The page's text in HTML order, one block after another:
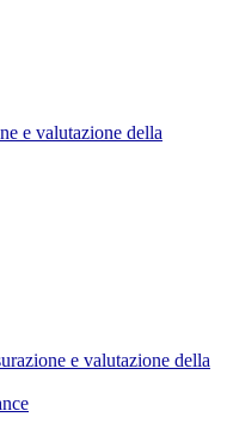
e valutazione della
e valutazione della